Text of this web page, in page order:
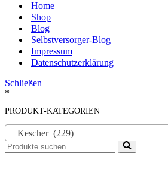
Home
Shop
Blog
Selbstversorger-Blog
Impressum
Datenschutzerklärung
Schließen
*
PRODUKT-KATEGORIEN
Kescher (229)
Suchen
nach …